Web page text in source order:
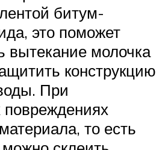
битум-
это поможет
вытекание молочка
конструкцию
При
повреждениях
то есть